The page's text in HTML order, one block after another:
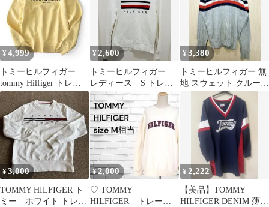
¥ 4,999
トミーヒルフィガー
tommy Hilfiger トレー
ナー スウェット
¥2,600
トミーヒルフィガー
レディース S トレー
ナー 美品
¥3,380
トミーヒルフィガー 無
地 スウェット クルーネ
ック長袖 M 灰 綿 お出
¥3,000
TOMMY HILFIGER ト
ミー ホワイト トレー
¥2,000
♡ TOMMY
HILFIGER トレーナ
¥ 2,222
【美品】TOMMY
HILFIGER DENIM 薄手